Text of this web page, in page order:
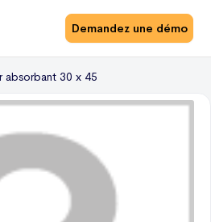
Demandez une démo
absorbant 30 x 45